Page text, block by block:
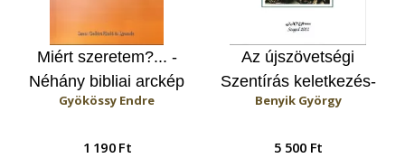
Miért szeretem?... -
Néhány bibliai arckép
és Jónás könyvének
Gyökössy Endre
1 190 Ft
Az újszövetségi
Szentírás keletkezés-
és kutatástörténete
Benyik György
5 500 Ft